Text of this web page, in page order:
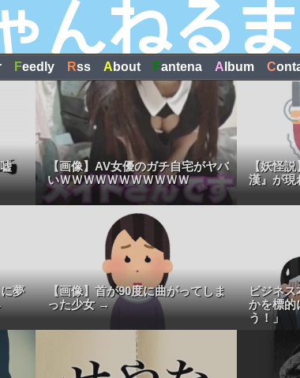
Feedly Rss A bout Fantena A lbum C
【画像】AV女優のガチ自宅がヤバ
いＷＷＷＷＷＷＷＷＷＷＷ
【妖怪説
漢』が現
夢
【画像】首が90度に曲がってしま
った少女 →
ビジネス
かを標的
う！」